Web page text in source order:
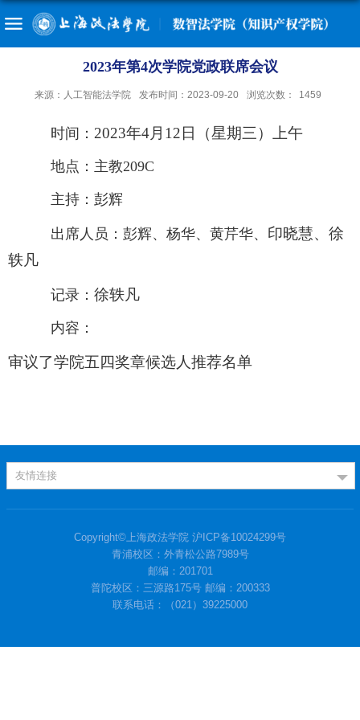
2023年第4次学院党政联席会议
来源：人工智能法学院 发布时间：2023-09-20 浏览次数： 1459
时间： 2023年4月12日（星期三）上午
地点：主教209C
主持：彭辉
出席人员： 彭辉、 杨华、黄芹华、 印晓慧、 徐
轶凡
记录： 徐轶凡
内容：
审议了学院五四奖章候选人推荐名单
友情连接
Copyright©上海政法学院 沪ICP备10024299号
青浦校区：外青松公路7989号
邮编：201701
普陀校区：三源路175号 邮编：200333
联系电话：（021）39225000